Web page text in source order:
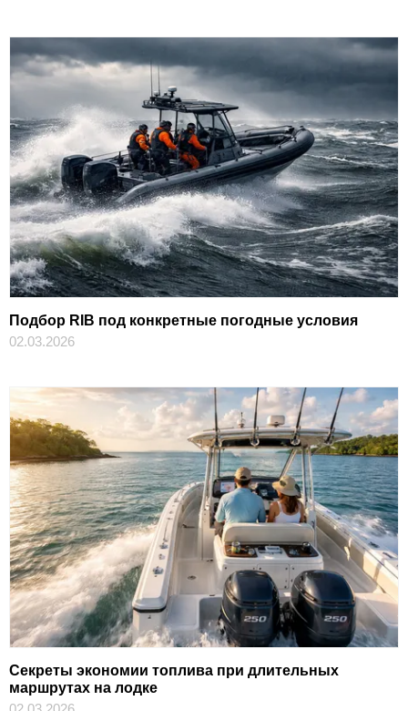
Подбор RIB под конкретные погодные условия
02.03.2026
Секреты экономии топлива при длительных
маршрутах на лодке